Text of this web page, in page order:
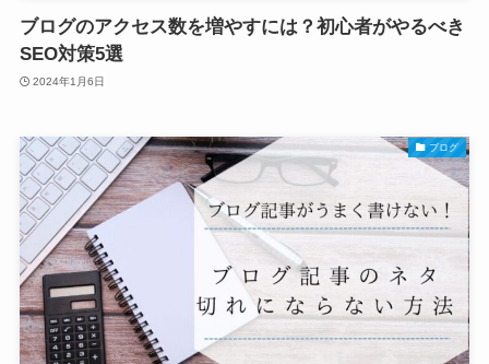
ブログのアクセス数を増やすには？初心者がやるべき
SEO対策5選
2024年1月6日
ブログ